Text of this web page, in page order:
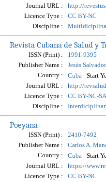
Journal URL :
http://
Licence Type :
CC BY-NC
Discipline :
Revista Cubana de Salud y
ISSN (Print) :
1991-9395
Publisher Name :
Jesús
Country :
Cuba Start
Journal URL :
http://
Licence Type :
CC BY-NC-SA
Discipline :
Poeyana
ISSN (Print) :
2410-7492
Publisher Name :
Carlos A.
Country :
Cuba Start
Journal URL :
https://
Licence Type :
CC BY-NC